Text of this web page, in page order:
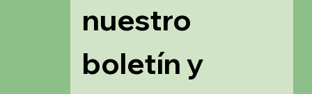
nuestro
boletín y